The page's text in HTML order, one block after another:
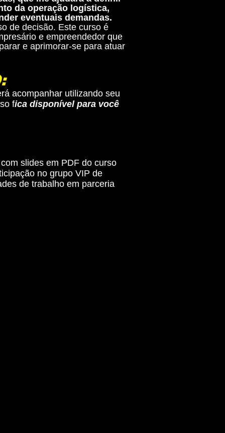
da operação logística,
eventuais demandas.
de decisão. Este curso é
e empreendedor que
e aprimorar-se para atuar
acompanhar utilizando seu
fica disponível para você
slides em PDF do curso
no grupo VIP de
de trabalho em parceria